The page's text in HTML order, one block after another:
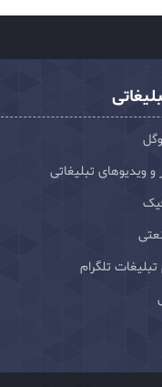
و ویدیوهای تبلیغاتی
تبلیغات تلگرام